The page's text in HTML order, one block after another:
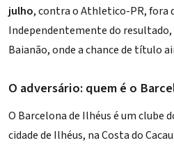
julho, contra o Athletico-PR, fora
Independentemente do
Baianão, onde a chance de título
O adversário: quem é o
O Barcelona de Ilhéus é um clube
cidade de Ilhéus, na Costa do